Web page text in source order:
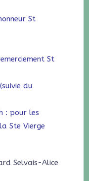
St
St
du
: pour les
Ste Vierge
Selvais-Alice